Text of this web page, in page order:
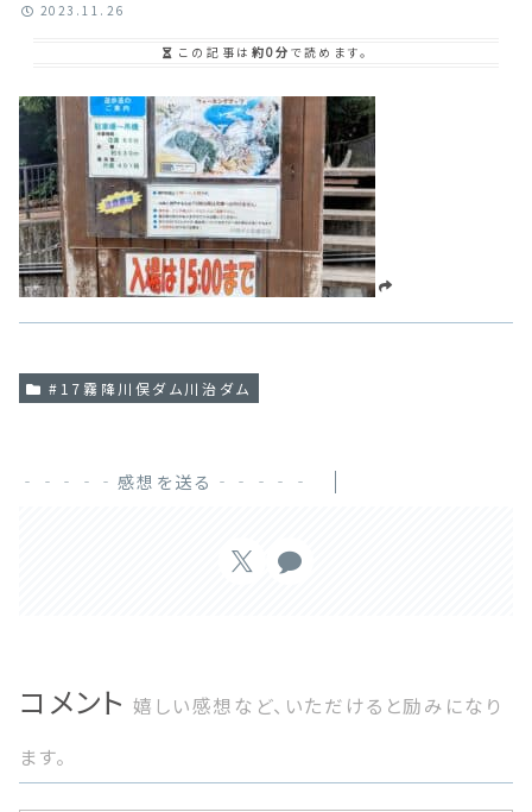
2023.11.26
この記事は 約0分 で読めます。
#17霧降川俣ダム川治ダム
‐‐‐‐‐感想を送る‐‐‐‐‐
コメント 嬉しい感想など、いただけると励みになり
ます。